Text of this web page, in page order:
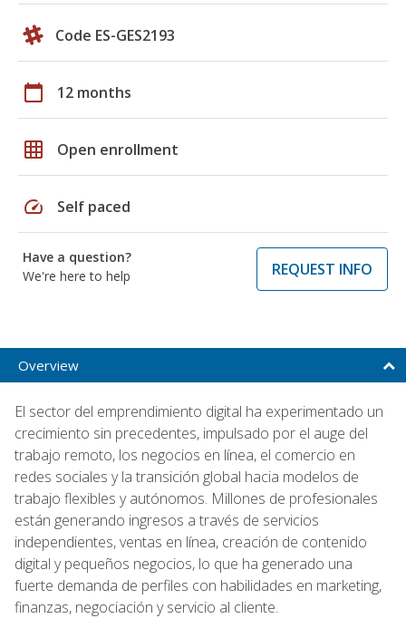
Code ES-GES2193
calendar_today 12 months
grid_on Open enrollment
speed Self paced
Have a question?
We're here to help
REQUEST INFO
Overview
El sector del emprendimiento digital ha experimentado un
crecimiento sin precedentes, impulsado por el auge del
trabajo remoto, los negocios en línea, el comercio en
redes sociales y la transición global hacia modelos de
trabajo flexibles y autónomos. Millones de profesionales
están generando ingresos a través de servicios
independientes, ventas en línea, creación de contenido
digital y pequeños negocios, lo que ha generado una
fuerte demanda de perfiles con habilidades en marketing,
finanzas, negociación y servicio al cliente.